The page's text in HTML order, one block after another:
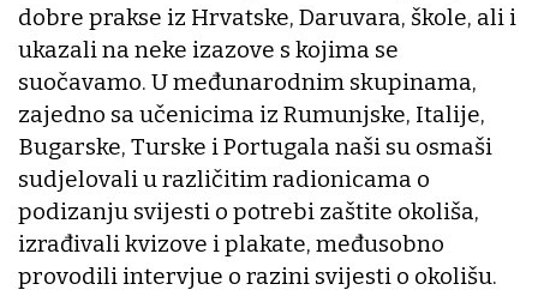
dobre prakse iz Hrvatske, Daruvara, škole, ali i
ukazali na neke izazove s kojima se
suočavamo. U međunarodnim skupinama,
zajedno sa učenicima iz Rumunjske, Italije,
Bugarske, Turske i Portugala naši su osmaši
sudjelovali u različitim radionicama o
podizanju svijesti o potrebi zaštite okoliša,
izrađivali kvizove i plakate, međusobno
provodili intervjue o razini svijesti o okolišu.